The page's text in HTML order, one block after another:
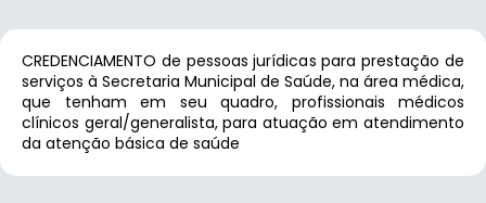
CREDENCIAMENTO de pessoas jurídicas para prestação de
serviços à Secretaria Municipal de Saúde, na área médica,
que tenham em seu quadro, profissionais médicos
clínicos geral/generalista, para atuação em atendimento
da atenção básica de saúde